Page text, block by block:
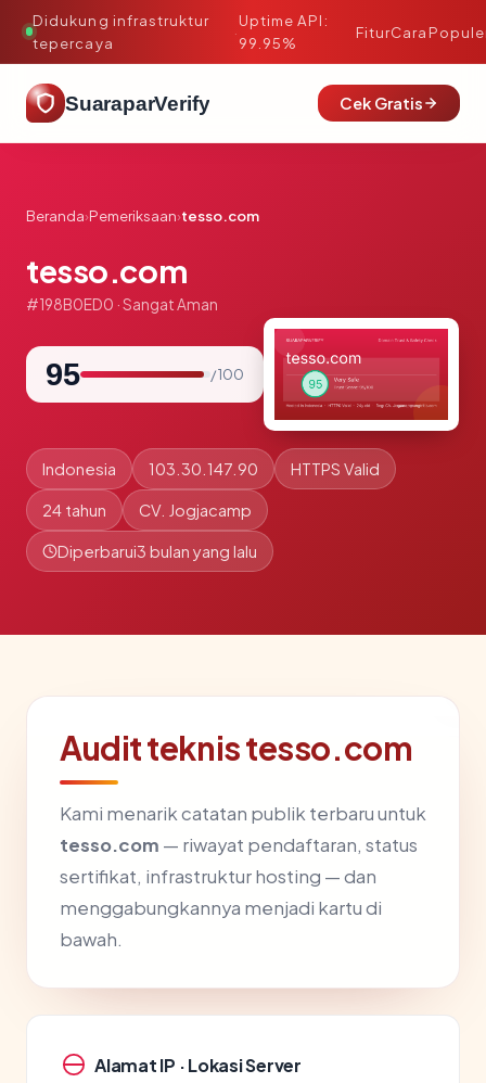
Didukung infrastruktur
tepercaya
·
Uptime API:
99.95%
FiturCara
SuaraparVerify Cek Gratis
Beranda›Pemeriksaan›tesso.com
tesso.com
#198B0ED0 · Sangat Aman
95 / 100
Indonesia 103.30.147.90 HTTPS Valid
24 tahun CV. Jogjacamp
Diperbarui3 bulan yang lalu
Audit teknis tesso.com
Kami menarik catatan publik terbaru untuk
tesso.com — riwayat pendaftaran, status
sertifikat, infrastruktur hosting — dan
menggabungkannya menjadi kartu di
bawah.
Alamat IP · Lokasi Server